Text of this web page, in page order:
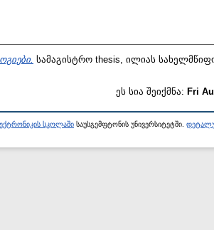
სამაგისტრო thesis, ილიას
ეს სია შეიქმნა: Fri
სკოლაში საუსგემფტონის უნივერსიტეტში.